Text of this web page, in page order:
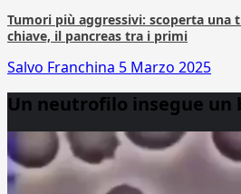
Tumori più aggressivi: scoperta una
chiave, il pancreas tra i primi
Salvo Franchina 5 Marzo 2025
Un neutrofilo insegue un
Player